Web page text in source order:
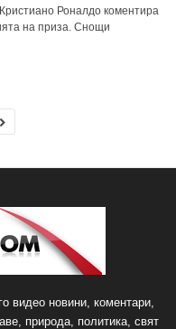
Роналдо коментира
на приза. Снощи
видео новини, коментари,
природа, политика, свят